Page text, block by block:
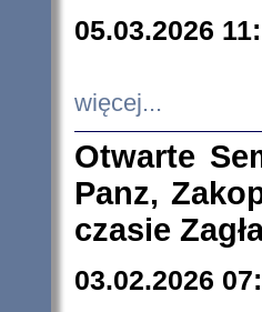
05.03.2026
więcej...
Otwarte
Panz,
czasie
03.02.2026